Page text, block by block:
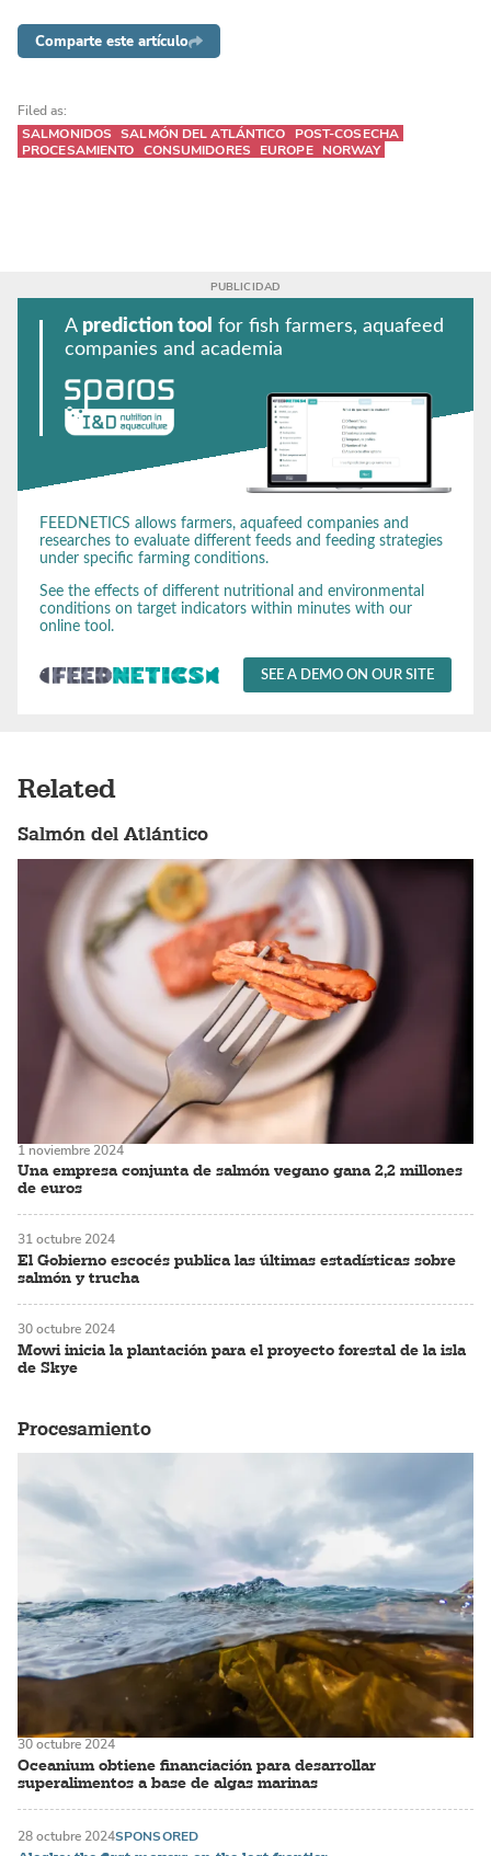
Comparte este artículo
Filed as:
SALMONIDOS SALMÓN DEL ATLÁNTICO
POST-COSECHA
PROCESAMIENTO CONSUMIDORES EUROPE NORWAY
A prediction tool for fish farmers, aquafeed
companies and academia
FEEDNETICS allows farmers, aquafeed companies and
researches to evaluate different feeds and feeding strategies
under specific farming conditions.
See the effects of different nutritional and environmental
conditions on target indicators within minutes with our
online tool.
SEE A DEMO ON OUR SITE
Related
Salmón del Atlántico
Una empresa conjunta de salmón vegano gana 2,2 millones
de euros
1 noviembre 2024
El Gobierno escocés publica las últimas estadísticas sobre
salmón y trucha
31 octubre 2024
Mowi inicia la plantación para el proyecto forestal de la isla
de Skye
30 octubre 2024
Procesamiento
Oceanium obtiene financiación para desarrollar
superalimentos a base de algas marinas
30 octubre 2024
28 octubre 2024SPONSORED